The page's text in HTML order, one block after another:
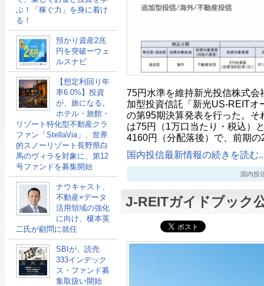
ぶ！「稼ぐ力」を身に着け
る！
預かり資産2兆
円を突破ーウェ
ルスナビ
【想定利回り年
率6.0%】投資
が、旅になる。
ホテル・旅館・
リゾート特化型不動産クラ
ファン「StellaVia」、世界
的スノーリゾート長野県白
馬のヴィラを対象に、第12
号ファンドを募集開始
ナウキャスト、
不動産×データ
活用領域の強化
に向け、榎本英
二氏が顧問に就任
SBIが、読売
333インデック
ス・ファンド募
集取扱い開始
75円水準を維持新光投信株式
加型投資信託「新光US-REITオ
の第95期決算発表を行った。
は75円（1万口当たり・税込）
4160円（分配落後）で、前期
国内投信最新情報の続きを読む
国内投
J-REITガイドブッ